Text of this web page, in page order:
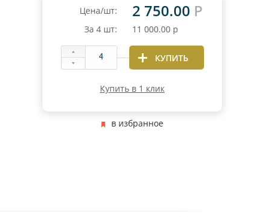
Цена/шт: 2 750.00 Р
За 4 шт: 11 000.00 р
КУПИТЬ
Купить в 1 клик
в избранное